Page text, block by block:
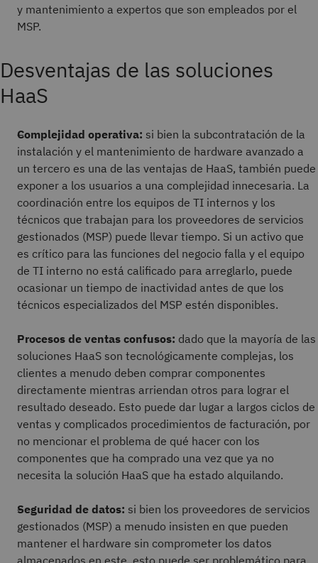
y mantenimiento a expertos que son empleados por el
MSP.
Desventajas de las soluciones
HaaS
Complejidad operativa: si bien la subcontratación de la
instalación y el mantenimiento de hardware avanzado a
un tercero es una de las ventajas de HaaS, también puede
exponer a los usuarios a una complejidad innecesaria. La
coordinación entre los equipos de TI internos y los
técnicos que trabajan para los proveedores de servicios
gestionados (MSP) puede llevar tiempo. Si un activo que
es crítico para las funciones del negocio falla y el equipo
de TI interno no está calificado para arreglarlo, puede
ocasionar un tiempo de inactividad antes de que los
técnicos especializados del MSP estén disponibles.
Procesos de ventas confusos: dado que la mayoría de las
soluciones HaaS son tecnológicamente complejas, los
clientes a menudo deben comprar componentes
directamente mientras arriendan otros para lograr el
resultado deseado. Esto puede dar lugar a largos ciclos de
ventas y complicados procedimientos de facturación, por
no mencionar el problema de qué hacer con los
componentes que ha comprado una vez que ya no
necesita la solución HaaS que ha estado alquilando.
Seguridad de datos: si bien los proveedores de servicios
gestionados (MSP) a menudo insisten en que pueden
mantener el hardware sin comprometer los datos
almacenados en este, esto puede ser problemático para